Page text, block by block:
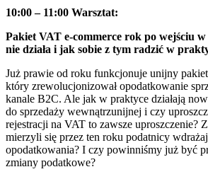
10:00 – 11:00 Warsztat:
Pakiet VAT e-commerce rok po wejściu w
nie działa i jak sobie z tym radzić w
Już prawie od roku funkcjonuje unijny
który zrewolucjonizował opodatkowanie
kanale B2C. Ale jak w praktyce działają
do sprzedaży wewnątrzunijnej i czy
rejestracji na VAT to zawsze uproszczenie?
mierzyli się przez ten roku podatnicy
opodatkowania? I czy powinniśmy już być
zmiany podatkowe?